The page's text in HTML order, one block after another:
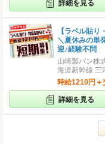
詳細を見る
【ラベル貼り
＼夏休みの単
迎♪経験不問
山崎製パン株
海道新幹線 三
時給1210円＋
詳細を見る